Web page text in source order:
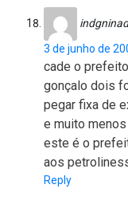
3 de junho de
cade o
gonçalo dois
pegar fixa de
e muito
este é o
aos
Reply